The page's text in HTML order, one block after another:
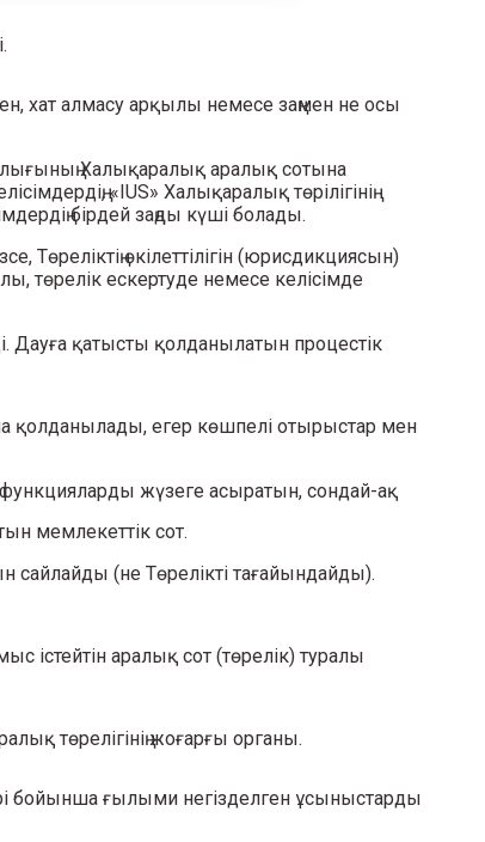
хат алмасу арқылы немесе заңмен не осы
Халықаралық аралық сотына
«IUS» Халықаралық төрілігінің
бірдей заңды күші болады.
Төреліктің өкілеттілігін (юрисдикциясын)
төрелік ескертуде немесе келісімде
Дауға қатысты қолданылатын процестік
қолданылады, егер көшпелі отырыстар мен
жүзеге асыратын, сондай-ақ
мемлекеттік сот.
сайлайды (не Төрелікті тағайындайды).
істейтін аралық сот (төрелік) туралы
төрелігінің жоғарғы органы.
бойынша ғылыми негізделген ұсыныстарды